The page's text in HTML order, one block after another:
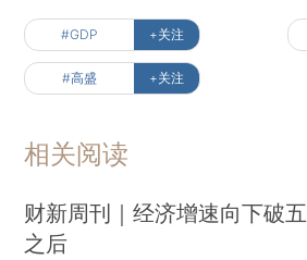
#GDP +关注
#高盛 +关注
相关阅读
财新周刊｜经济增速向下破五
之后